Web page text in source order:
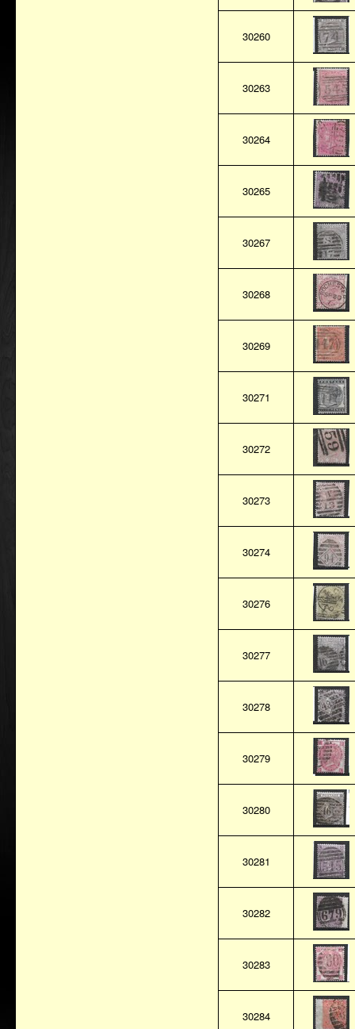
30260
30263
30264
30265
30267
30268
30269
30271
30272
30273
30274
30276
30277
30278
30279
30280
30281
30282
30283
30284